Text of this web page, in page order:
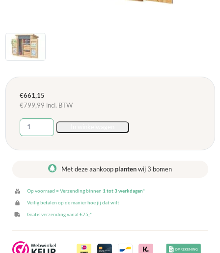
€661,15
€799,99 incl. BTW
Peuter
activiteitenkast
Met deze aankoop plantenwij 3 bomen
Op voorraad = Verzending binnen 1 tot 3 werkdagen*
Veilig betalen op de manier hoe jij dat wilt
Gratis verzending vanaf €75,-*